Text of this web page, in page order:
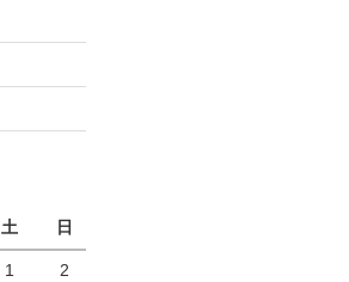
土 日
1 2